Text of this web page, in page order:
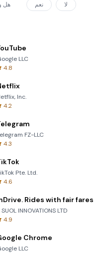
هل نعم لا
LLC
4.8
Inc.
4.2
FZ-LLC
4.3
Pte. Ltd.
4.6
Rides with fair fares
SUOL INNOVATIONS LTD
4.9
Chrome
LLC